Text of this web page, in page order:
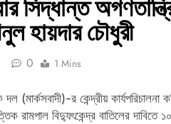
সিদ্ধান্ত
হায়দার চৌধুরী
0 1 Mins
দল (মার্কসবাদী)-র কেন্দ্রীয়
রামপাল বিদ্যুৎকেন্দ্র বাতিলের